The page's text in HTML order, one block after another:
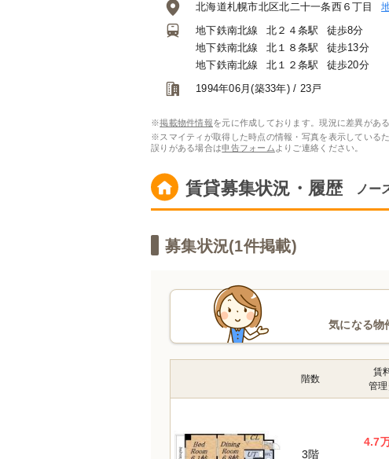
北海道札幌市北区北二十一条西６丁目
地下鉄南北線
北２４条駅
徒歩8分
地下鉄南北線
北１８条駅
徒歩13分
地下鉄南北線
北１２条駅
徒歩20分
1994年06月(築33年) / 23戸
※掲載物件情報を元に作成しております。現況に差異があ
※スマイティが取得した時点の情報・写真を表示している
誤りがある場合は申告フォーム よりご連絡ください。
賃貸募集状況・履歴 ノー
募集状況(1件掲載)
気になる物
階数
賃
管
3階
4.7